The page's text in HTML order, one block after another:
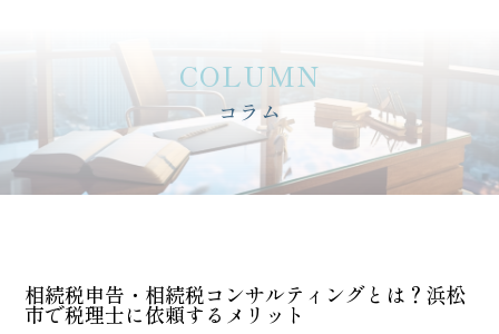
COLUMN
コラム
相続税申告・相続税コンサルティングとは？浜松
市で税理士に依頼するメリット